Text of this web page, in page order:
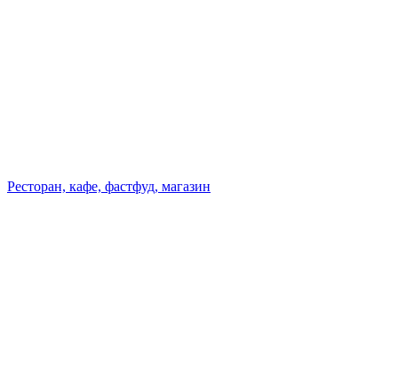
Ресторан, кафе, фастфуд, магазин